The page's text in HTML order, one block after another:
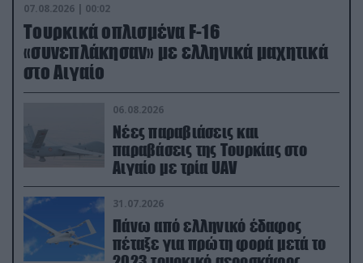
07.08.2026 | 00:02
Τουρκικά οπλισμένα F-16
«συνεπλάκησαν» με ελληνικά μαχητικά
στο Αιγαίο
06.08.2026
Νέες παραβιάσεις και
παραβάσεις της Τουρκίας στο
Αιγαίο με τρία UAV
31.07.2026
Πάνω από ελληνικό έδαφος
πέταξε για πρώτη φορά μετά το